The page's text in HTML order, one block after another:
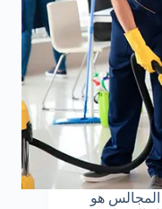
هو